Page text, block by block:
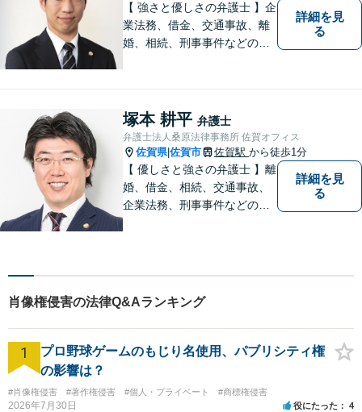
【 強さと優しさの弁護士 】企
業法務、借金、交通事故、離
婚、相続、刑事事件などのご
なリーガルサービスを提供い
たします。
詳細を見
る
塚本 耕平 弁護士
弁護士法人桑原法律事務所 佐賀オフィス
佐賀県|佐賀市 佐賀駅 から徒歩1分
【 優しさと強さの弁護士 】離
婚、借金、相続、交通事故、
企業法務、刑事事件などのご
なリーガルサービスを提供い
たします。
詳細を見
る
肖像権侵害の法律Q&Aランキング
1
プロ野球ゲームのもじり名使用、パブリシティ権
の影響は？
#肖像権侵害 #著作権侵害 #個人・プライベート #商標権侵害
2026年7月30日 役にたった 4